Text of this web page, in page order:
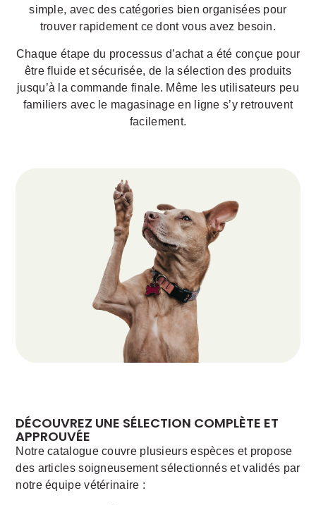
simple, avec des catégories bien organisées pour
trouver rapidement ce dont vous avez besoin.
Chaque étape du processus d’achat a été conçue pour
être fluide et sécurisée, de la sélection des produits
jusqu’à la commande finale. Même les utilisateurs peu
familiers avec le magasinage en ligne s’y retrouvent
facilement.
DÉCOUVREZ UNE SÉLECTION COMPLÈTE ET
APPROUVÉE
Notre catalogue couvre plusieurs espèces et propose
des articles soigneusement sélectionnés et validés par
notre équipe vétérinaire :